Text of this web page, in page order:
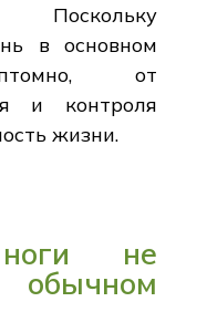
в основном
от
и контроля
жизни.
не